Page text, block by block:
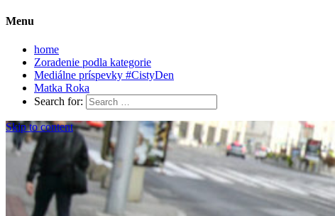
Menu
home
Zoradenie podla kategorie
Mediálne príspevky #CistyDen
Matka Roka
Search for:
Skip to content